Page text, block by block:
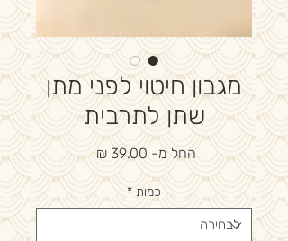
מגבון חיטוי לפני מתן
שתן לתרבית
החל מ-39.00 ₪
מחיר
מבצע
כמות *